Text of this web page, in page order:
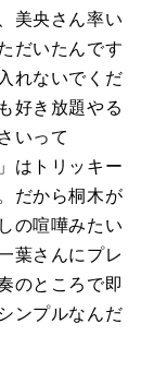
美央さん率い
だいたんです
れないでくだ
好き放題やる
いって
はトリッキー
だから桐木が
の喧嘩みたい
葉さんにプレ
のところで即
ンプルなんだ